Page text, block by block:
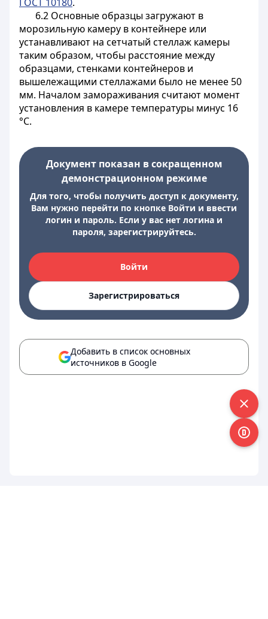
6.2 Основные образцы загружают в
морозильную камеру в контейнере или
устанавливают на сетчатый стеллаж камеры
таким образом, чтобы расстояние между
образцами, стенками контейнеров и
вышележащими стеллажами было не менее 50
мм. Началом замораживания считают момент
установления в камере температуры минус 16
°С.
Документ показан в сокращенном
демонстрационном режиме
Для того, чтобы получить доступ к документу,
Вам нужно перейти по кнопке Войти и ввести
логин и пароль. Если у вас нет логина и
пароля, зарегистрируйтесь.
Войти
Зарегистрироваться
Добавить в список основных
источников в Google